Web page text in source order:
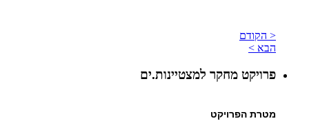
< הקודם
הבא >
פרויקט מחקר למצטיינות.ים
מטרת הפרויקט